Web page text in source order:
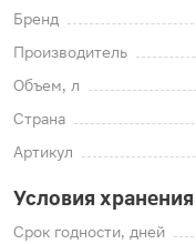
Бренд
Производитель
Объем, л
Страна
Артикул
Условия хранения
Срок годности, дней